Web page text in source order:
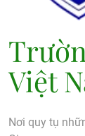
Việt
Nơi quy tụ